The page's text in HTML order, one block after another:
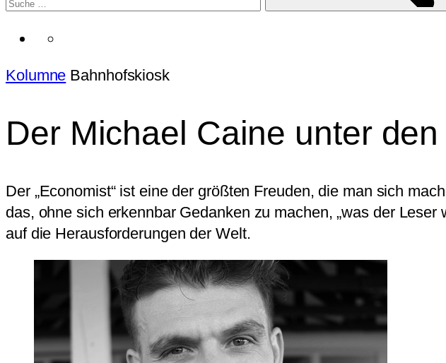
Kolumne Bahnhofskiosk
Der Michael Caine unter
Der „Economist“ ist eine der größten Freuden, die man sich
das, ohne sich erkennbar Gedanken zu machen, „was der
auf die Herausforderungen der Welt.